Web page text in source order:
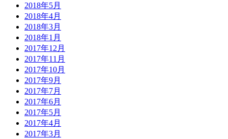
2018年5月
2018年4月
2018年3月
2018年1月
2017年12月
2017年11月
2017年10月
2017年9月
2017年7月
2017年6月
2017年5月
2017年4月
2017年3月